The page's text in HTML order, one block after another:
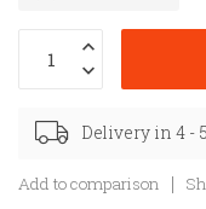
Delivery in 4 -
Add to comparison